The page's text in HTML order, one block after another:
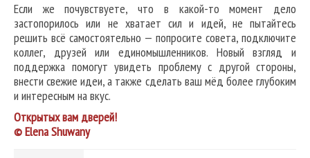
Если же почувствуете, что в какой-то момент дело
застопорилось или не хватает сил и идей, не пытайтесь
решить всё самостоятельно — попросите совета, подключите
коллег, друзей или единомышленников. Новый взгляд и
поддержка помогут увидеть проблему с другой стороны,
внести свежие идеи, а также сделать ваш мёд более глубоким
и интересным на вкус.
Открытых вам дверей!
© Elena Shuwany